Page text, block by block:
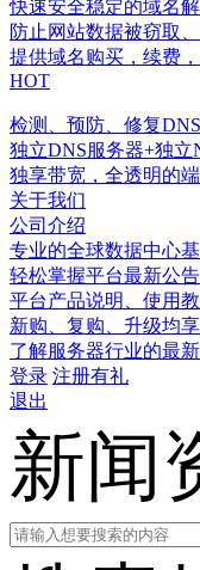
快速安全稳定的域名
防止网站数据被窃取
提供域名购买，续费
HOT
检测、预防、修复
独立DNS服务器+独立
独享带宽，全透明的
关于我们
公司介绍
专业的全球数据中心
轻松掌握平台最新公
平台产品说明、使用
新购、复购、升级均
了解服务器行业的最
登录 注册有礼
退出
新闻